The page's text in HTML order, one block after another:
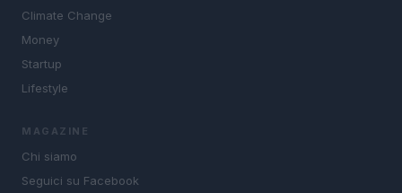
Climate Change
Money
Startup
Lifestyle
MAGAZINE
Chi siamo
Seguici su Facebook